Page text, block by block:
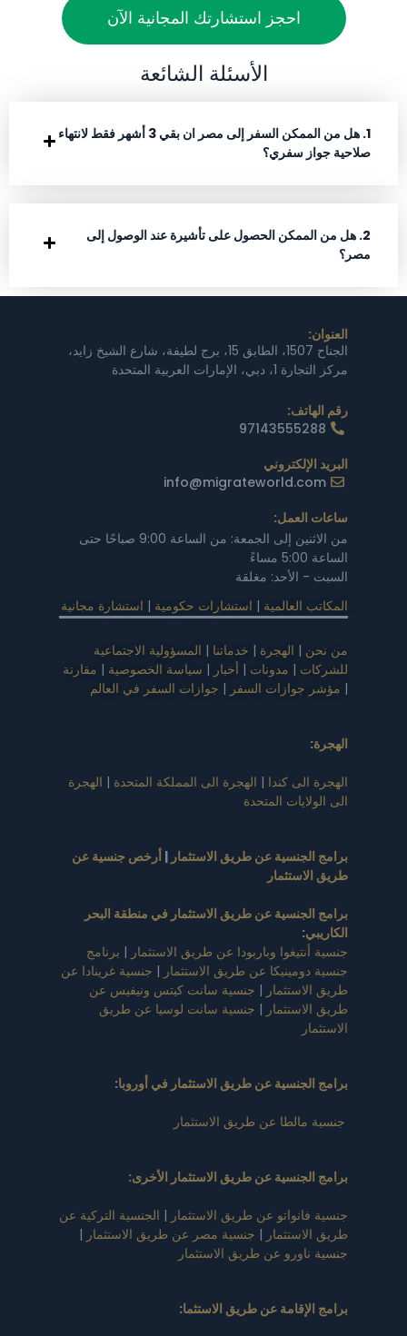
احجز استشارتك المجانية الآن
الأسئلة الشائعة
1. هل من الممكن السفر إلى مصر ان بقي 3 أشهر فقط لانتهاء
صلاحية جواز سفري؟
2. هل من الممكن الحصول على تأشيرة عند الوصول إلى
مصر؟
العنوان:
الجناح 1507، الطابق 15، برج لطيفة، شارع الشيخ زايد،
مركز التجارة 1، دبي، الإمارات العربية المتحدة
رقم الهاتف:
97143555288
البريد الإلكتروني
info@migrateworld.com
ساعات العمل:
من الاثنين إلى الجمعة: من الساعة 9:00 صباحًا حتى
الساعة 5:00 مساءً
السبت - الأحد: مغلقة
المكاتب العالمية | استشارات حكومية | استشارة مجانية
من نحن | الهجرة | خدماتنا | المسؤولية الاجتماعية
للشركات | مدونات | أخبار | سياسة الخصوصية | مقارنة
| مؤشر جوازات السفر | جوازات السفر في العالم
الهجرة:
الهجرة الى كندا | الهجرة الى المملكة المتحدة | الهجرة
الى الولايات المتحدة
برامج الجنسية عن طريق الاستثمار | أرخص جنسية عن
طريق الاستثمار
برامج الجنسية عن طريق الاستثمار في منطقة البحر
الكاريبي:
جنسية أنتيغوا وباربودا عن طريق الاستثمار | برنامج
جنسية دومينيكا عن طريق الاستثمار | جنسية غرينادا عن
طريق الاستثمار | جنسية سانت كيتس ونيفيس عن
طريق الاستثمار | جنسية سانت لوسيا عن طريق
الاستثمار
برامج الجنسية عن طريق الاستثمار في أوروبا:
جنسية مالطا عن طريق الاستثمار
برامج الجنسية عن طريق الاستثمار الأخرى:
جنسية فانواتو عن طريق الاستثمار | الجنسية التركية عن
طريق الاستثمار | جنسية مصر عن طريق الاستثمار |
جنسية ناورو عن طريق الاستثمار
برامج الإقامة عن طريق الاستثما: